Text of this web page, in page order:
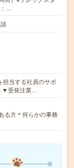
：…
担当する社員のサポ
▼受発注業…
る方＊何らかの事務